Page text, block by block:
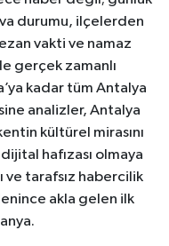
durumu, ilçelerden
vakti ve namaz
gerçek zamanlı
kadar tüm Antalya
analizler, Antalya
kültürel mirasını
hafızası olmaya
ve tarafsız habercilik
akla gelen ilk